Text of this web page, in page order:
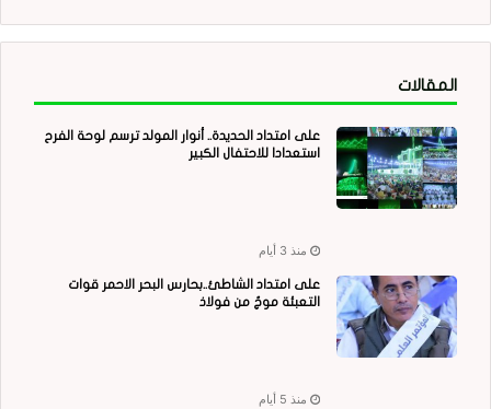
المقالات
على امتداد الحديدة.. أنوار المولد ترسم لوحة الفرح
استعدادا للاحتفال الكبير
منذ 3 أيام
على امتداد الشاطئ..بحارس البحر الاحمر قوات
التعبئة موجٌ من فولاذ
منذ 5 أيام